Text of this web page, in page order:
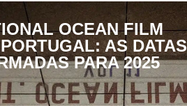
OCEAN FILM
AS DATAS
PARA 2025